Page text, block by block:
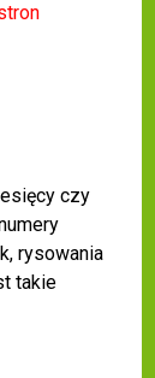
czy
rysowania
takie